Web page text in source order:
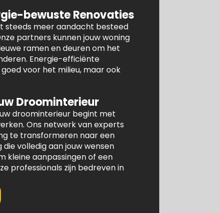
bewuste Renovaties
steeds meer aandacht besteed
partners kunnen jouw woning
ramen en deuren om het
Energie-efficiënte
voor het milieu, maar ook
Droominterieur
droominterieur begint met
Ons netwerk van experts
te transformeren naar een
volledig aan jouw wensen
kleine aanpassingen of een
professionals zijn bedreven in